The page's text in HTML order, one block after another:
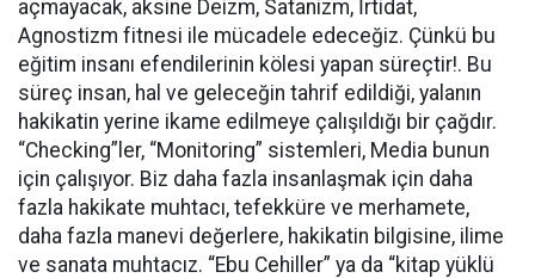
açmayacak, aksine Deizm, Satanizm, İrtidat,
Agnostizm fitnesi ile mücadele edeceğiz. Çünkü bu
eğitim insanı efendilerinin kölesi yapan süreçtir!. Bu
süreç insan, hal ve geleceğin tahrif edildiği, yalanın
hakikatin yerine ikame edilmeye çalışıldığı bir çağdır.
“Checking”ler, “Monitoring” sistemleri, Media bunun
için çalışıyor. Biz daha fazla insanlaşmak için daha
fazla hakikate muhtacı, tefekküre ve merhamete,
daha fazla manevi değerlere, hakikatin bilgisine, ilime
ve sanata muhtacız. “Ebu Cehiller” ya da “kitap yüklü